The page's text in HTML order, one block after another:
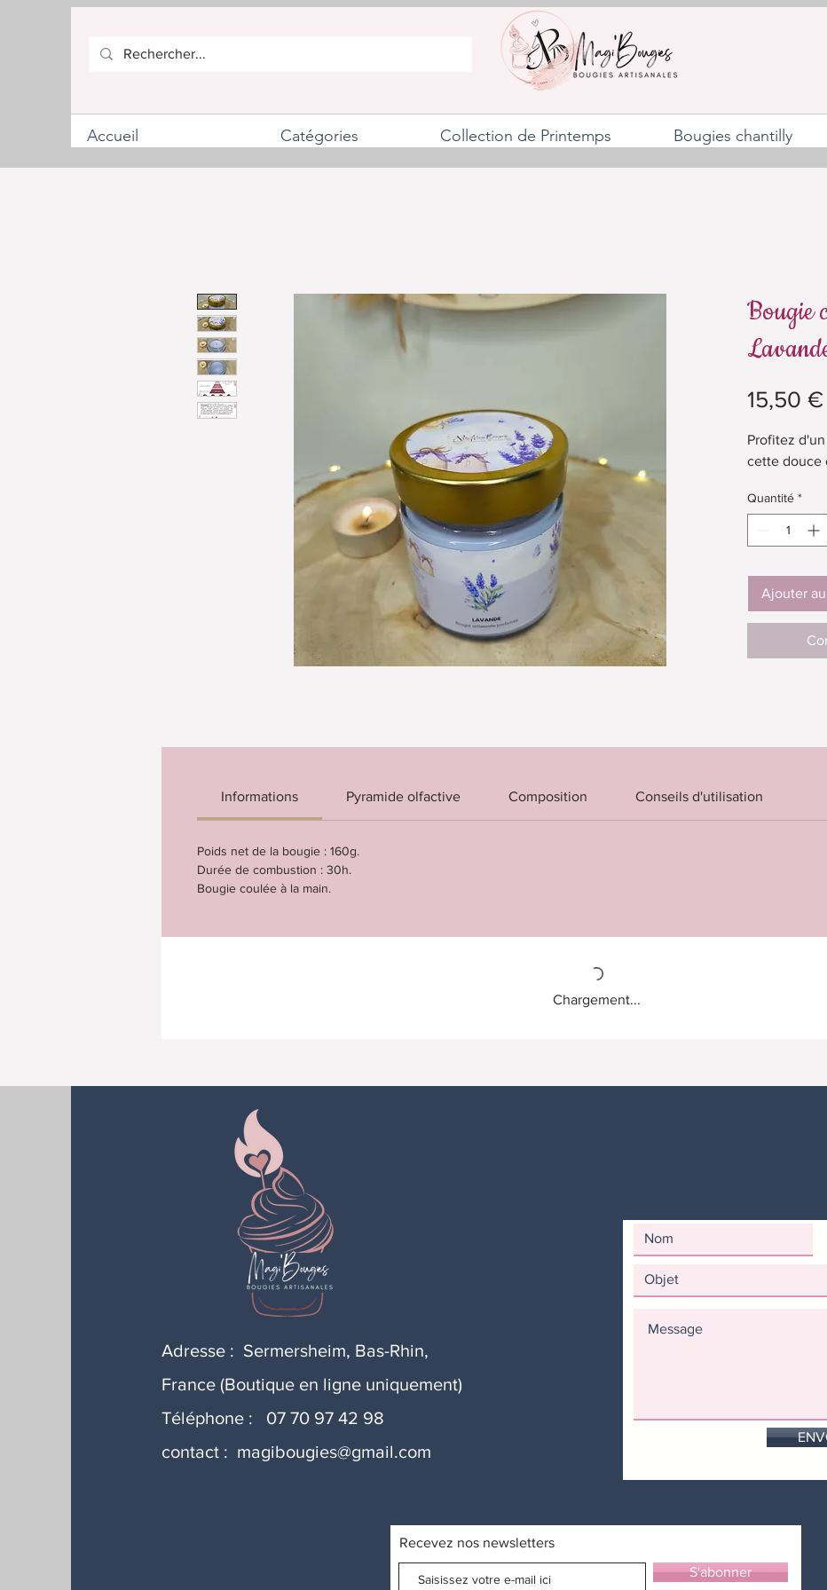
Accueil Catégories Collection de Printemps Bougies chantilly
Bougie
15,50 €
Profitez
cette douce
Quantité *
Ajouter
Informations Pyramide olfactive Composition Conseils d'utilisation
Poids net de la bougie : 160g.
Durée de combustion : 30h.
Bougie coulée à la main.
Chargement...
Adresse : Sermersheim, Bas-Rhin,
France (Boutique en ligne uniquement)
Téléphone : 07 70 97 42 98
contact : magibougies@gmail.com
Recevez nos newsletters
S'abonner